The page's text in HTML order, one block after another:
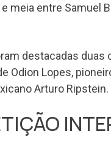
meia entre Samuel
destacadas duas
Odion Lopes,
Arturo Ripstein.